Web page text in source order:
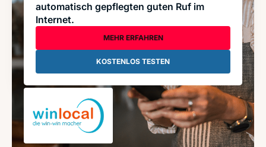
automatisch gepflegten guten Ruf im
Internet.
MEHR ERFAHREN
KOSTENLOS TESTEN